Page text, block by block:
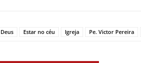
Deus Estar no céu Igreja Pe. Victor Pereira